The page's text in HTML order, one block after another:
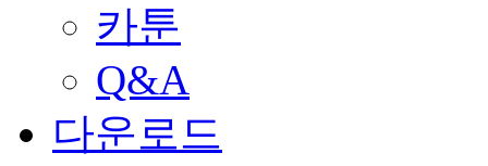
카툰
Q&A
다운로드